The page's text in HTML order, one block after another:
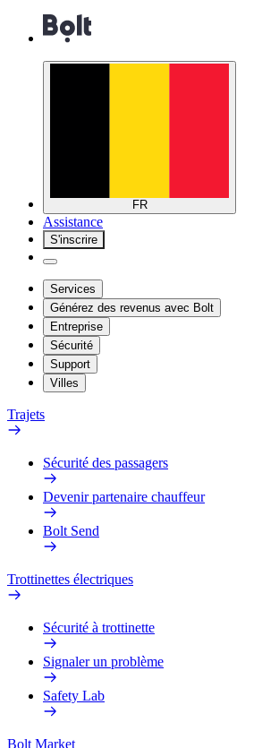
FR
Assistance
S'inscrire
Services
Générez des revenus avec Bolt
Entreprise
Sécurité
Support
Villes
Trajets
Sécurité des passagers
Devenir partenaire chauffeur
Bolt Send
Trottinettes électriques
Sécurité à trottinette
Signaler un problème
Safety Lab
Bolt Market